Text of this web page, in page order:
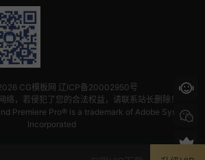
CG模板网 辽ICP备20002950号
络，若侵犯了您的合法权益，请联系站长删除！
Premiere Pro® is a trademark of Adobe Systems
Incorporated